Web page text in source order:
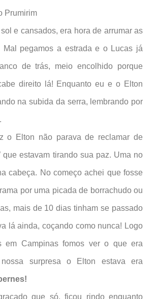
e cansados, era hora de arrumar as
Mal pegamos a estrada e o Lucas já
de trás, meio encolhido porque
direito lá! Enquanto eu e o Elton
na subida da serra, lembrando por
o Elton não parava de reclamar de
que estavam tirando sua paz. Uma no
cabeça. No começo achei que fosse
por uma picada de borrachudo ou
mais de 10 dias tinham se passado
lá ainda, coçando como nunca! Logo
em Campinas fomos ver o que era
surpresa o Elton estava era
que só, ficou rindo enquanto